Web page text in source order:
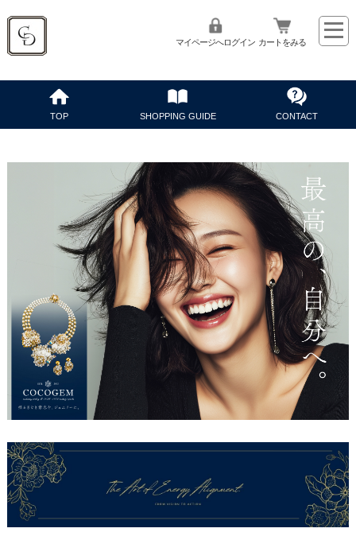
マイページへログイン カートをみる
TOP SHOPPING GUIDE CONTACT